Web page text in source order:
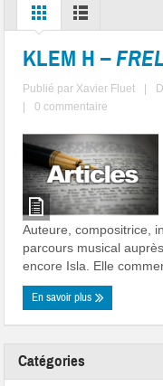
KLEM H –
Publié par Xavier Fluet
0 commentaire
Auteure, compositrice,
parcours musical
encore Isla. Elle
En savoir plus
Catégories